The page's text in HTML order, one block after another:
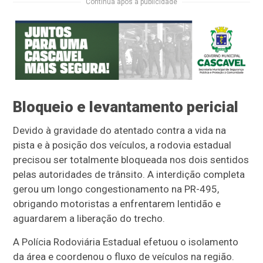
Bloqueio e levantamento pericial
Devido à gravidade do atentado contra a vida na
pista e à posição dos veículos, a rodovia estadual
precisou ser totalmente bloqueada nos dois sentidos
pelas autoridades de trânsito. A interdição completa
gerou um longo congestionamento na PR-495,
obrigando motoristas a enfrentarem lentidão e
aguardarem a liberação do trecho.
A Polícia Rodoviária Estadual efetuou o isolamento
da área e coordenou o fluxo de veículos na região.